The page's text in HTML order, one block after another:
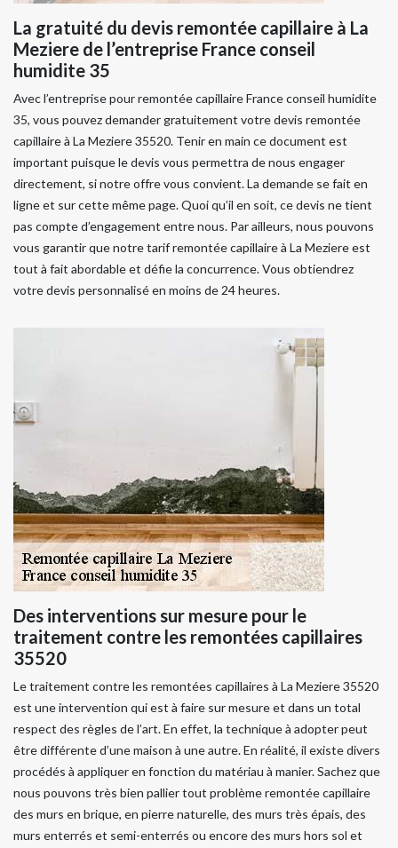
La gratuité du devis remontée capillaire à La
Meziere de l’entreprise France conseil
humidite 35
Avec l’entreprise pour remontée capillaire France conseil humidite
35, vous pouvez demander gratuitement votre devis remontée
capillaire à La Meziere 35520. Tenir en main ce document est
important puisque le devis vous permettra de nous engager
directement, si notre offre vous convient. La demande se fait en
ligne et sur cette même page. Quoi qu’il en soit, ce devis ne tient
pas compte d’engagement entre nous. Par ailleurs, nous pouvons
vous garantir que notre tarif remontée capillaire à La Meziere est
tout à fait abordable et défie la concurrence. Vous obtiendrez
votre devis personnalisé en moins de 24 heures.
Des interventions sur mesure pour le
traitement contre les remontées capillaires
35520
Le traitement contre les remontées capillaires à La Meziere 35520
est une intervention qui est à faire sur mesure et dans un total
respect des règles de l’art. En effet, la technique à adopter peut
être différente d’une maison à une autre. En réalité, il existe divers
procédés à appliquer en fonction du matériau à manier. Sachez que
nous pouvons très bien pallier tout problème remontée capillaire
des murs en brique, en pierre naturelle, des murs très épais, des
murs enterrés et semi-enterrés ou encore des murs hors sol et